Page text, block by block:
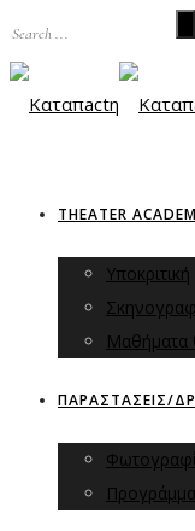
THEATER
Υποκριτική
Μαθήματα
ΠΑΡΑΣΤΑΣΕΙΣ/